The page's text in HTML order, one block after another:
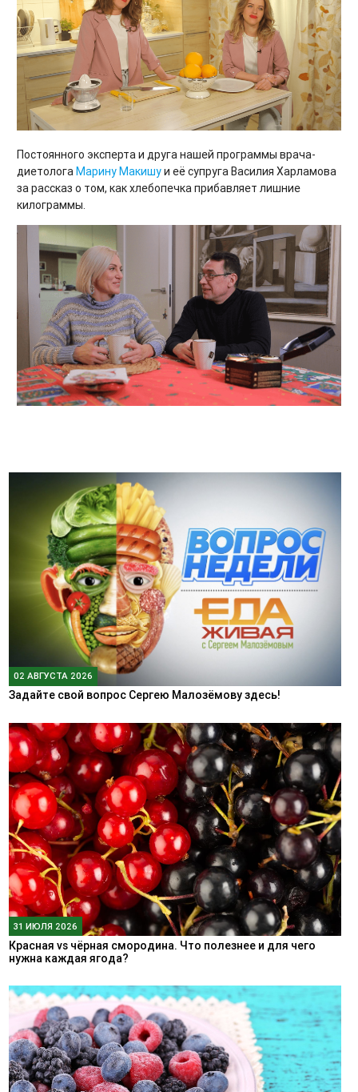
Постоянного эксперта и друга нашей программы врача-
диетологаМарину Макишуи её супруга Василия Харламова
за рассказ о том, как хлебопечка прибавляет лишние
килограммы.
02 АВГУСТА 2026
Задайте свой вопрос Сергею Малозёмову здесь!
31 ИЮЛЯ 2026
Красная vs чёрная смородина. Что полезнее и для чего
нужна каждая ягода?